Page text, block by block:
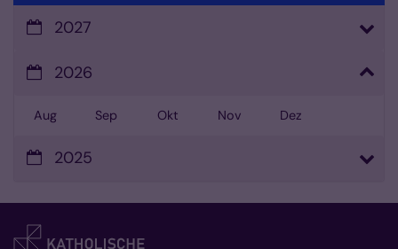
2027
2026
Aug Sep Okt Nov Dez
2025